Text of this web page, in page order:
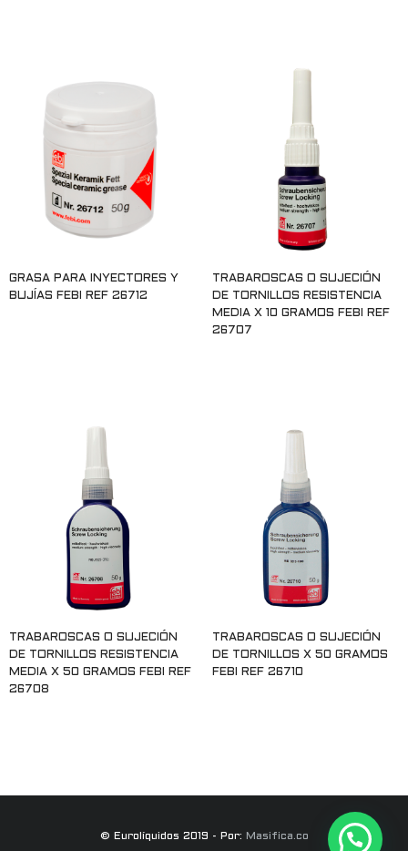
GRASA PARA INYECTORES Y
BUJÍAS FEBI REF 26712
TRABAROSCAS O SUJECIÓN
DE TORNILLOS RESISTENCIA
MEDIA X 10 GRAMOS FEBI REF
26707
TRABAROSCAS O SUJECIÓN
DE TORNILLOS RESISTENCIA
MEDIA X 50 GRAMOS FEBI REF
26708
TRABAROSCAS O SUJECIÓN
DE TORNILLOS X 50 GRAMOS
FEBI REF 26710
© Eurolíquidos 2019 - Por: Masifica.co